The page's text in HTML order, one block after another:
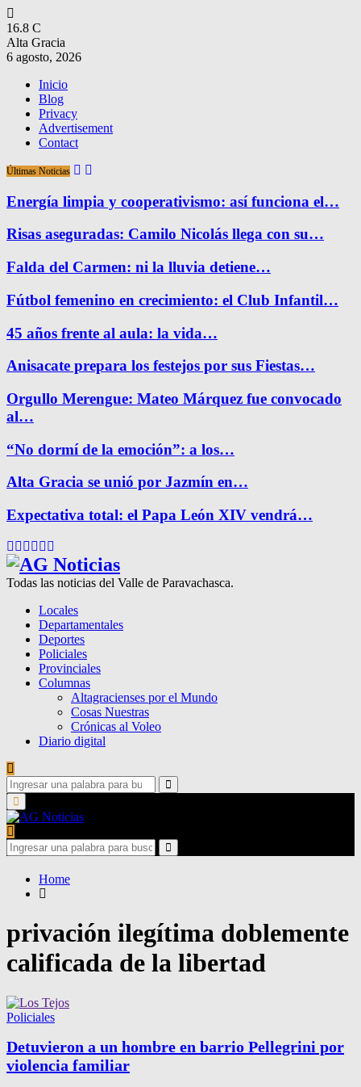
16.8 C
Alta Gracia
6 agosto, 2026
Inicio
Blog
Privacy
Advertisement
Contact
Últimas Noticias
Energía limpia y cooperativismo: así funciona el…
Risas aseguradas: Camilo Nicolás llega con su…
Falda del Carmen: ni la lluvia detiene…
Fútbol femenino en crecimiento: el Club Infantil…
45 años frente al aula: la vida…
Anisacate prepara los festejos por sus Fiestas…
Orgullo Merengue: Mateo Márquez fue convocado
al…
“No dormí de la emoción”: a los…
Alta Gracia se unió por Jazmín en…
Expectativa total: el Papa León XIV vendrá…
Facebook
Twitter
Instagram
Pinterest
Google
Todas las noticias del Valle de Paravachasca.
Locales
Departamentales
Deportes
Policiales
Provinciales
Columnas
Altagracienses por el Mundo
Cosas Nuestras
Crónicas al Voleo
Diario digital
Search
for:
Search
Primary
Menu
Search
for:
Search
Home
privación ilegítima doblemente
calificada de la libertad
Policiales
Detuvieron a un hombre en barrio Pellegrini por
violencia familiar